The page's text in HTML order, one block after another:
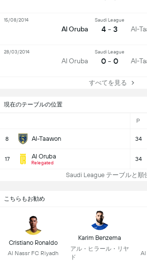
現在のテーブルの位置
P
8 Al-Taawon 34
17 Al Oruba
Relegated
34
Saudi League テーブルと順
Al Oruba
Saudi League
4 - 3 Al-
15/08/2014
Al Oruba
Saudi League
0 - 0 Al-
28/03/2014
すべてを見る
こちらもお勧め
Cristiano Ronaldo
Al Nassr FC Riyadh
Karim Benzema
アル・ヒラール・リヤ
ド
Al